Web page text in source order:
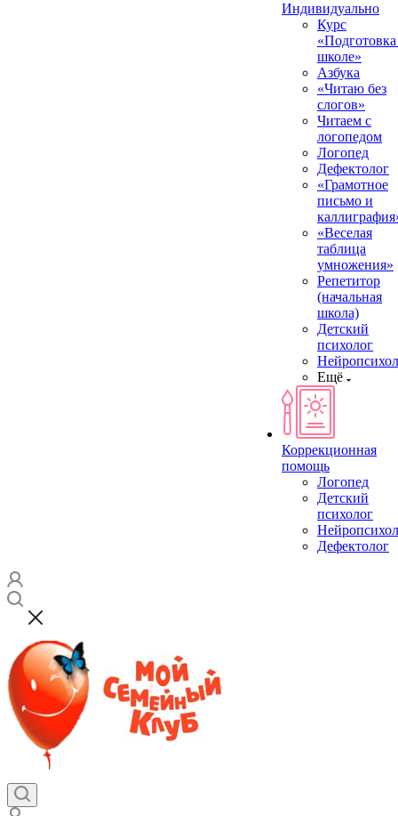
Индивидуально
Курс
школе»
Азбука
«Читаю без
слогов»
Читаем с
логопедом
Логопед
Дефектолог
«Грамотное
письмо и
«Веселая
таблица
умножения»
Репетитор
(начальная
школа)
Детский
психолог
Ещё
Коррекционная
помощь
Логопед
Детский
психолог
Дефектолог